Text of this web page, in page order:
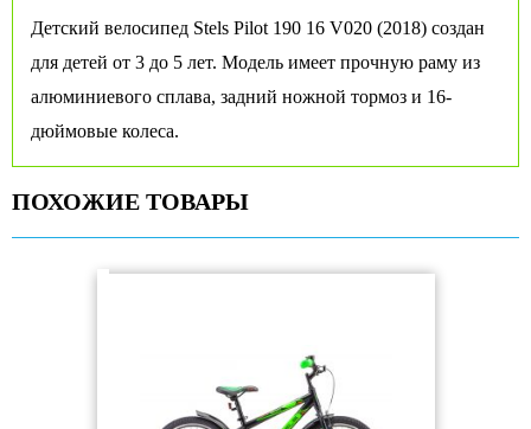
Детский велосипед Stels Pilot 190 16 V020 (2018) создан
для детей от 3 до 5 лет. Модель имеет прочную раму из
алюминиевого сплава, задний ножной тормоз и 16-
дюймовые колеса.
ПОХОЖИЕ ТОВАРЫ